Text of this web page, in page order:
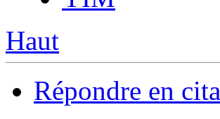
Haut
Répondre en